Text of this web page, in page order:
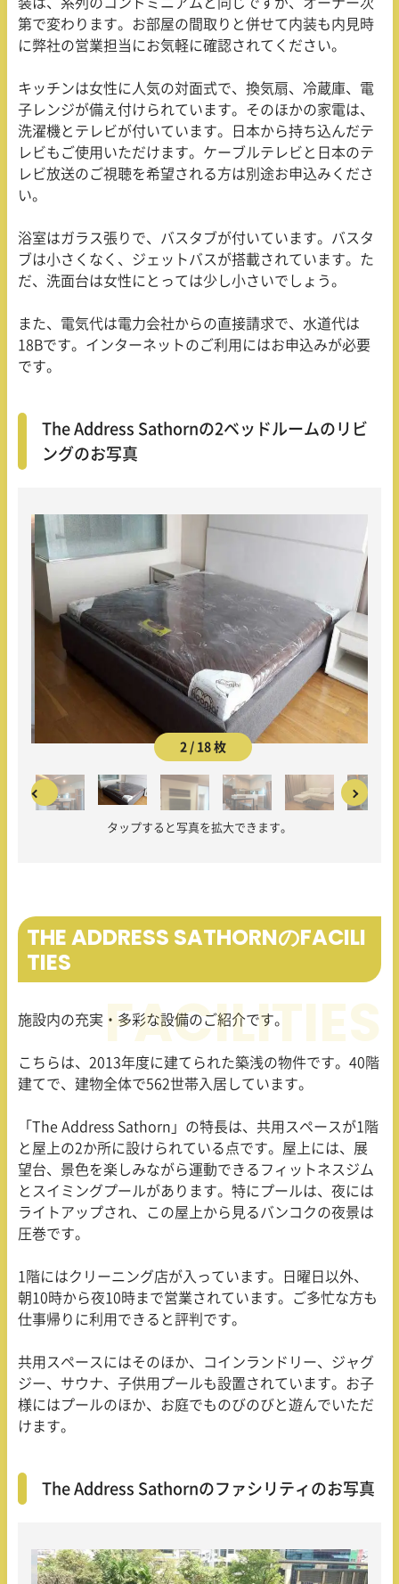
第で変わります。お部屋の間取りと併せて内装も内見時
に弊社の営業担当にお気軽に確認されてください。
キッチンは女性に人気の対面式で、換気扇、冷蔵庫、電
子レンジが備え付けられています。そのほかの家電は、
洗濯機とテレビが付いています。日本から持ち込んだテ
レビもご使用いただけます。ケーブルテレビと日本のテ
レビ放送のご視聴を希望される方は別途お申込みくださ
い。
浴室はガラス張りで、バスタブが付いています。バスタ
ブは小さくなく、ジェットバスが搭載されています。た
だ、洗面台は女性にとっては少し小さいでしょう。
また、電気代は電力会社からの直接請求で、水道代は
18Bです。インターネットのご利用にはお申込みが必要
です。
The Address Sathornの2ベッドルームのリビ
ングのお写真
2 / 18 枚
タップすると写真を拡大できます。
THE ADDRESS SATHORNのFACILI
TIES
施設内の充実・多彩な設備のご紹介です。
こちらは、 2013年度に建てられた築浅の物件です。 40 階
建てで、建物全体で562世帯入居しています。
「The Address Sathorn」の特長は、共用スペースが1 階
と屋上の2か所に設けられている点です。屋上には、展
望台、景色を楽しみながら運動できるフィットネスジム
とスイミングプールがあります。特にプールは、夜には
ライトアップされ、この屋上から見るバンコクの夜景は
圧巻です。
1階にはクリーニング店が入っています。日曜日以外、
朝 10時から夜10時まで営業されています。ご多忙な方も
仕事帰りに利用できると評判です。
共用スペースにはそのほか、コインランドリー、ジャグ
ジー、サウナ、子供用プールも設置されています。お子
様にはプールのほか、お庭でものびのびと遊んでいただ
けます。
The Address Sathornのファシリティのお写真